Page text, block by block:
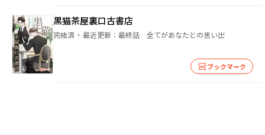
黒猫茶屋裏口古書店
完結済 最近更新： 最終話 全てがあなたとの思い出
ブックマーク